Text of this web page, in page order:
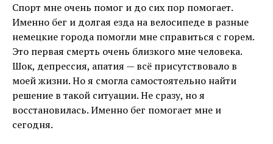
Спорт мне очень помог и до сих пор помогает.
Именно бег и долгая езда на велосипеде в разные
немецкие города помогли мне справиться с горем.
Это первая смерть очень близкого мне человека.
Шок, депрессия, апатия — всё присутствовало в
моей жизни. Но я смогла самостоятельно найти
решение в такой ситуации. Не сразу, но я
восстановилась. Именно бег помогает мне и
сегодня.